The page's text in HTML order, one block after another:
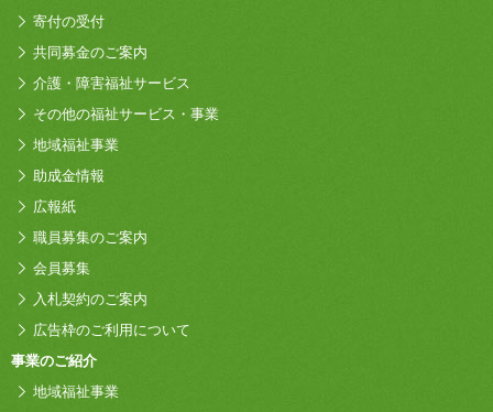
寄付の受付
共同募金のご案内
介護・障害福祉サービス
その他の福祉サービス・事業
地域福祉事業
助成金情報
広報紙
職員募集のご案内
会員募集
入札契約のご案内
広告枠のご利用について
事業のご紹介
地域福祉事業